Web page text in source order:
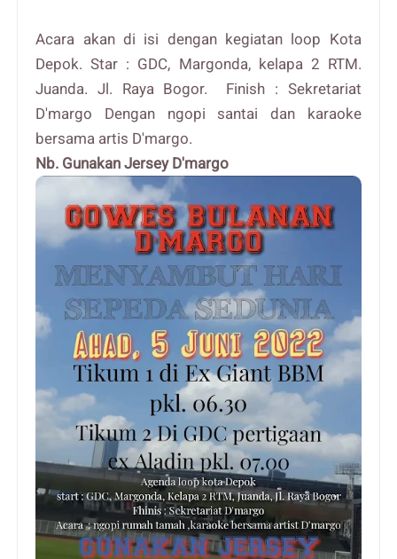
Acara akan di isi dengan kegiatan loop Kota
Depok. Star : GDC, Margonda, kelapa 2 RTM.
Juanda. Jl. Raya Bogor. Finish : Sekretariat
D'margo Dengan ngopi santai dan karaoke
bersama artis D'margo.
Nb. Gunakan Jersey D'margo